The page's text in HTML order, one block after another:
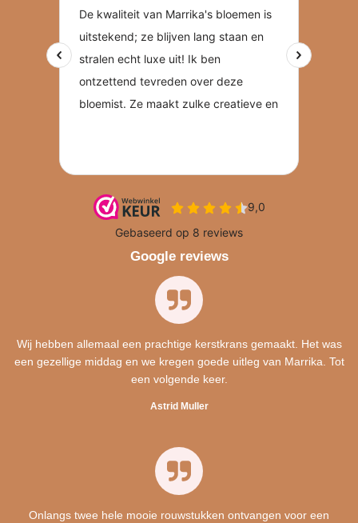
Google reviews
Wij hebben allemaal een prachtige kerstkrans gemaakt. Het was
een gezellige middag en we kregen goede uitleg van Marrika. Tot
een volgende keer.
Astrid Muller
Onlangs twee hele mooie rouwstukken ontvangen voor een